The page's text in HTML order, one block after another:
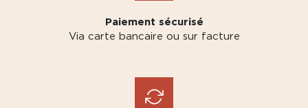
Paiement sécurisé
Via carte bancaire ou sur facture